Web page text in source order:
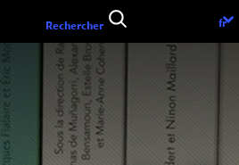
Rechercher
Choix
fr